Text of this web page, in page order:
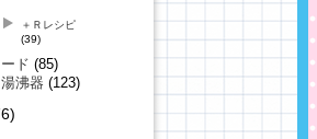
＋Ｒレシピ
(39)
ド (85)
沸器 (123)